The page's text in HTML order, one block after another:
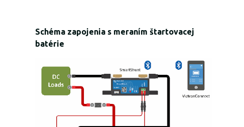
Schéma zapojenia s meraním štartovacej
batérie